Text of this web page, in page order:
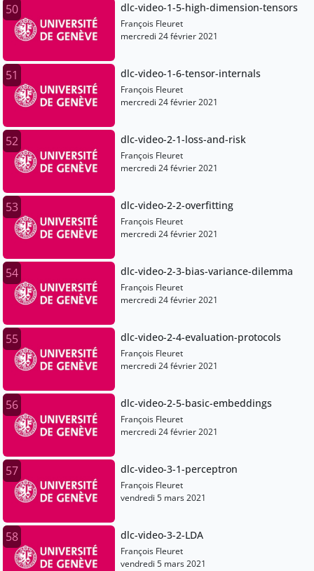
50 dlc-video-1-5-high-dimension-tensors
François Fleuret
mercredi 24 février 2021
51 dlc-video-1-6-tensor-internals
François Fleuret
mercredi 24 février 2021
52 dlc-video-2-1-loss-and-risk
François Fleuret
mercredi 24 février 2021
53 dlc-video-2-2-overfitting
François Fleuret
mercredi 24 février 2021
54 dlc-video-2-3-bias-variance-dilemma
François Fleuret
mercredi 24 février 2021
55 dlc-video-2-4-evaluation-protocols
François Fleuret
mercredi 24 février 2021
56 dlc-video-2-5-basic-embeddings
François Fleuret
mercredi 24 février 2021
57 dlc-video-3-1-perceptron
François Fleuret
vendredi 5 mars 2021
58 dlc-video-3-2-LDA
François Fleuret
vendredi 5 mars 2021